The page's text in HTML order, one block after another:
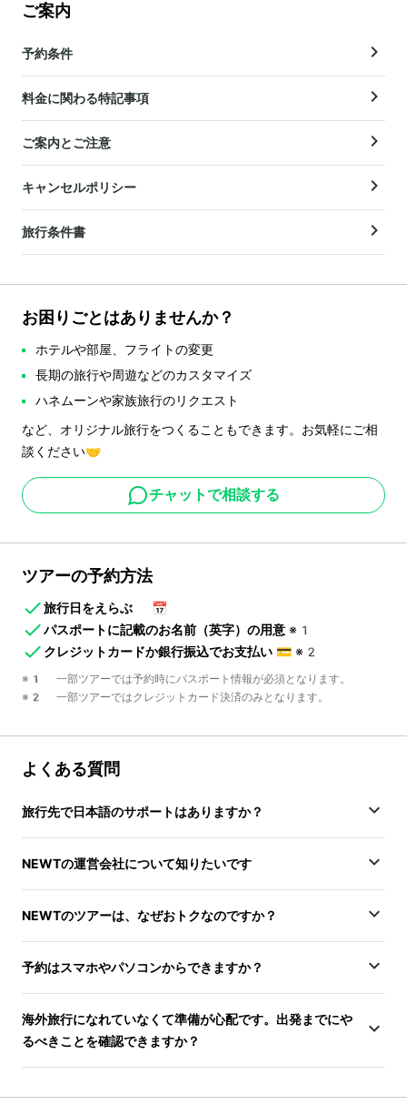
ご案内
予約条件
料金に関わる特記事項
ご案内とご注意
キャンセルポリシー
旅行条件書
お困りごとはありませんか？
ホテルや部屋、フライトの変更
長期の旅行や周遊などのカスタマイズ
ハネムーンや家族旅行のリクエスト
など、オリジナル旅行をつくることもできます。お気軽にご相
談ください🤝
チャットで相談する
ツアーの予約方法
旅行日をえらぶ
📅
パスポートに記載のお名前（英字）の用意 ※1
クレジットカードか銀行振込でお支払い 💳 ※2
※1 一部ツアーでは予約時にパスポート情報が必須となります。
※2 一部ツアーではクレジットカード決済のみとなります。
よくある質問
旅行先で日本語のサポートはありますか？
NEWTの運営会社について知りたいです
NEWTのツアーは、なぜおトクなのですか？
予約はスマホやパソコンからできますか？
海外旅行になれていなくて準備が心配です。出発までにや
るべきことを確認できますか？